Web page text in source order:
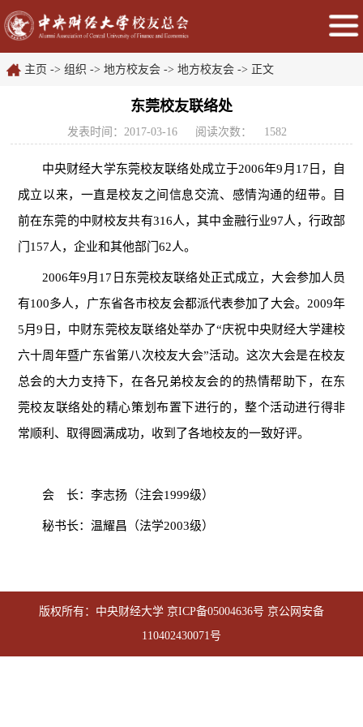
主页 -> 组织 -> 地方校友会 -> 地方校友会 -> 正文
东莞校友联络处
发表时间：2017-03-16 阅读次数： 1582
中央财经大学东莞校友联络处成立于2006年9月17日，自
成立以来，一直是校友之间信息交流、感情沟通的纽带。目
前在东莞的中财校友共有316人，其中金融行业97人，行政部
门157人，企业和其他部门62人。
2006年9月17日东莞校友联络处正式成立，大会参加人员
有100多人，广东省各市校友会都派代表参加了大会。2009年
5月9日，中财东莞校友联络处举办了“庆祝中央财经大学建校
六十周年暨广东省第八次校友大会”活动。这次大会是在校友
总会的大力支持下，在各兄弟校友会的的热情帮助下，在东
莞校友联络处的精心策划布置下进行的，整个活动进行得非
常顺利、取得圆满成功，收到了各地校友的一致好评。
会 长：李志扬（注会1999级）
秘书长：温耀昌（法学2003级）
版权所有：中央财经大学 京ICP备05004636号 京公网安备
110402430071号